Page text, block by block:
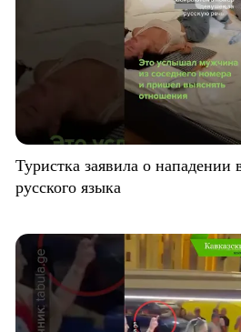
Туристка заявила о нападении
русского языка